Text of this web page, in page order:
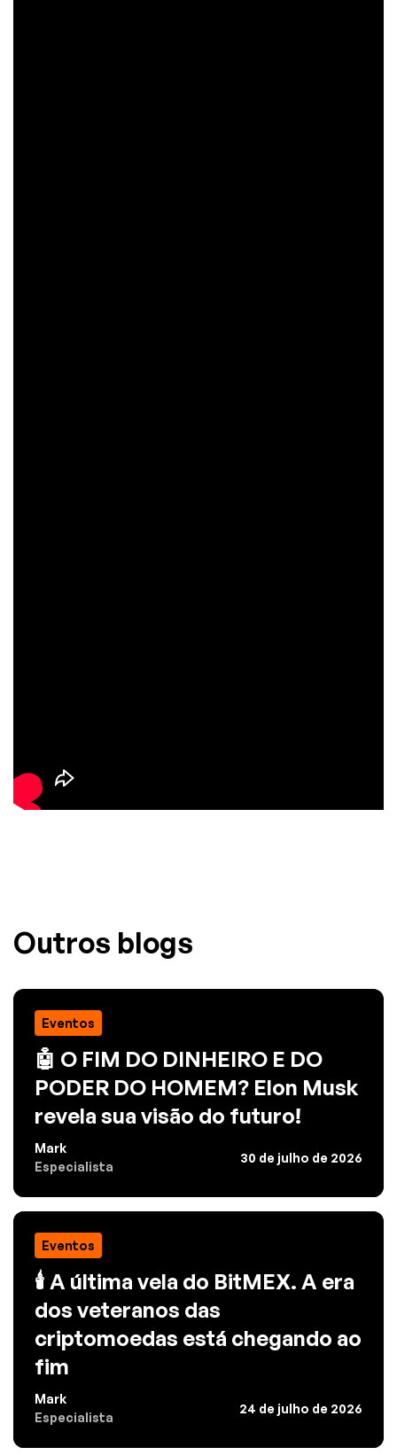
Outros blogs
Eventos
🤖 O FIM DO DINHEIRO E DO
PODER DO HOMEM? Elon Musk
revela sua visão do futuro!
Mark
Especialista
30 de julho de 2026
Eventos
🕯️ A última vela do BitMEX. A era
dos veteranos das
criptomoedas está chegando ao
fim
Mark
Especialista
24 de julho de 2026